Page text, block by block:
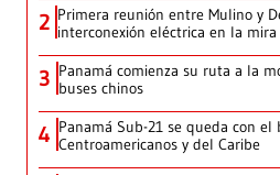
2 Primera reunión entre Mulino y
interconexión eléctrica en la mira
3 Panamá comienza su ruta a la
buses chinos
4 Panamá Sub-21 se queda con el
Centroamericanos y del Caribe